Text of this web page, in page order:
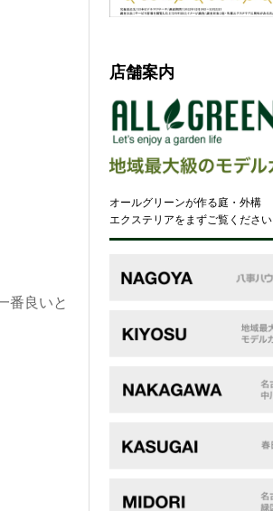
番良いと
店舗案内
オールグリーンが作る庭・外構
エクステリアをまずご覧ください